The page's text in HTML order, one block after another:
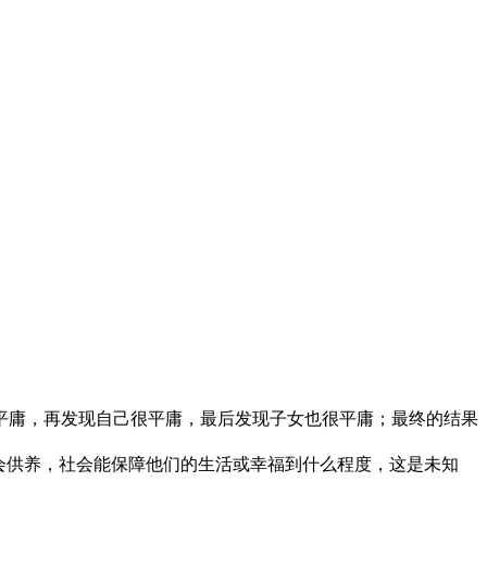
，再发现自己很平庸，最后发现子女也很平庸；最终的结果
养，社会能保障他们的生活或幸福到什么程度，这是未知